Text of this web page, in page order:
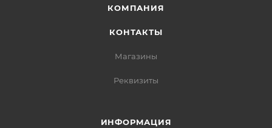
КОМПАНИЯ
КОНТАКТЫ
Магазины
Реквизиты
ИНФОРМАЦИЯ